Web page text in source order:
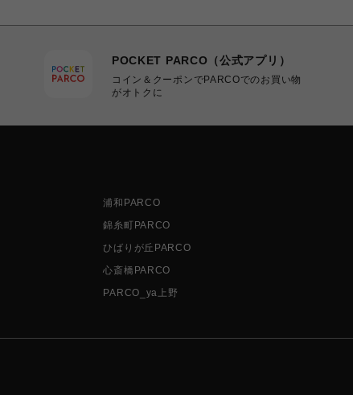
POCKET PARCO（公式アプリ）
コイン＆クーポンでPARCOでのお買い物
がオトクに
浦和PARCO
錦糸町PARCO
ひばりが丘PARCO
心斎橋PARCO
PARCO_ya上野